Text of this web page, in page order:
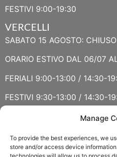
Manage
To provide the best experiences, we
store and/or access device
FESTIVI 9:00-19:30
VERCELLI
SABATO 15 AGOSTO: CHIUSO
ORARIO ESTIVO DAL 06/07
FERIALI 9:00-13:00 / 14:30-
FESTIVI 9:30-13:00 / 14:30-
SABATO 15 AGOSTO E